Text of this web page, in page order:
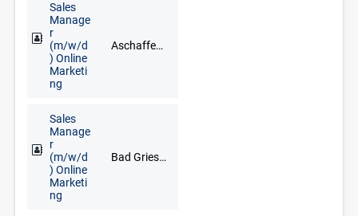
Sales
Manage
r
(m/w/d
) Online
Marketi
ng
Aschaffenburg, Bad Brückenau, Bad Kissingen, Bad Neustadt an der Saale, Darmstadt, Haßfurt, Lohr am Main, Miltenberg, Schweinfurt, Würzburg
Sales
Manage
r
(m/w/d
) Online
Marketi
ng
Bad Griesbach im Rottal, Deggendorf, Freyung, Grafenau, Regen, Straubing